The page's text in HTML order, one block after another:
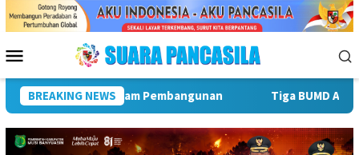
Menu
Mobile
BREAKING NEWS
Malang Raya Bersatu, Siap Cetak Atlet Terbaik Menuju